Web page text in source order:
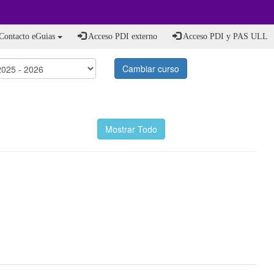
eGuias Acceso PDI externo Acceso PDI y PAS ULL
Cambiar curso
Mostrar Todo